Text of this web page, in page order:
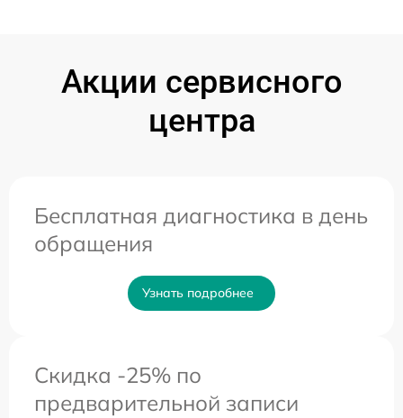
Акции сервисного
центра
Бесплатная диагностика в день
обращения
Узнать подробнее
Скидка -25% по
предварительной записи